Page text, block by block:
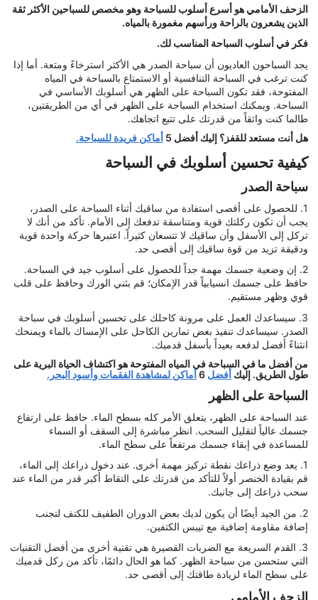
الزحف الأمامي هو أسرع أسلوب للسباحة وهو مخصص للسباحين الأكثر ثقة
الذين يشعرون بالراحة ورأسهم مغمورة بالمياه.
فكر في أسلوب السباحة المناسب لك.
يجد السباحون العاديون أن سباحة الصدر هي الأكثر استرخاءً ومتعة. أما إذا
كنت ترغب في السباحة التنافسية أو الاستمتاع بالسباحة في المياه
المفتوحة، فقد تكون السباحة على الظهر هي أسلوبك الأساسي في
السباحة. ويمكنك استخدام السباحة على الظهر في أي من الطريقتين،
طالما كنت واثقاً من قدرتك على تتبع اتجاهك.
هل أنت مستعد للقفز؟ إليك أفضل 5
أماكن فريدة للسباحة.
كيفية تحسين أسلوبك في السباحة
سباحة الصدر
1. للحصول على أقصى استفادة من ساقيك أثناء السباحة على الصدر،
يجب أن تكون ركلتك قوية ومتناسقة تدفعك إلى الأمام. تأكد من أنك لا
تركل إلى الأسفل وأن ساقيك لا تتسعان كثيراً. اعتبرها حركة واحدة قوية
ودقيقة تزيد من قوة ساقيك إلى أقصى حد.
2. إن وضعية جسمك مهمة جداً للحصول على أسلوب جيد في السباحة.
حافظ على جسمك انسيابياً قدر الإمكان؛ قم بثني الورك وحافظ على قلب
قوي وظهر مستقيم.
3. سيساعدك العمل على مرونة كاحلك على تحسين أسلوبك في سباحة
الصدر. سيساعدك تنفيذ بعض تمارين الكاحل على الإمساك بالماء ويمنحك
انثناءً أفضل لدفعه بعيداً بأسفل قدميك.
من أفضل ما في السباحة في المياه المفتوحة هو اكتشاف الحياة البرية على
طول الطريق. إليك أفضل أماكن لمشاهدة الفقمات وأسود البحر.
السباحة على الظهر
عند السباحة على الظهر، يتعلق الأمر كله بسطح الماء. حافظ على ارتفاع
جسمك عالياً لتقليل السحب. انظر مباشرة إلى السقف أو السماء
للمساعدة في إبقاء جسمك مرتفعاً على سطح الماء.
1. يعد وضع ذراعك نقطة تركيز مهمة أخرى. عند دخول ذراعك إلى الماء،
قم بقيادة الخنصر أولاً للتأكد من قدرتك على التقاط أكبر قدر من الماء عند
سحب ذراعك إلى جانبك.
2. من الجيد أيضًا أن يكون لديك بعض الدوران الطفيف للكتف لتجنب
إضافة مقاومة إضافية مع تيبس الكتفين.
3. القدم السريعة مع الضربات القصيرة هي تقنية أخرى من أفضل التقنيات
التي ستحسن من سباحة الظهر. كما هو الحال دائمًا، تأكد من ركل قدميك
على سطح الماء لزيادة طاقتك إلى أقصى حد.